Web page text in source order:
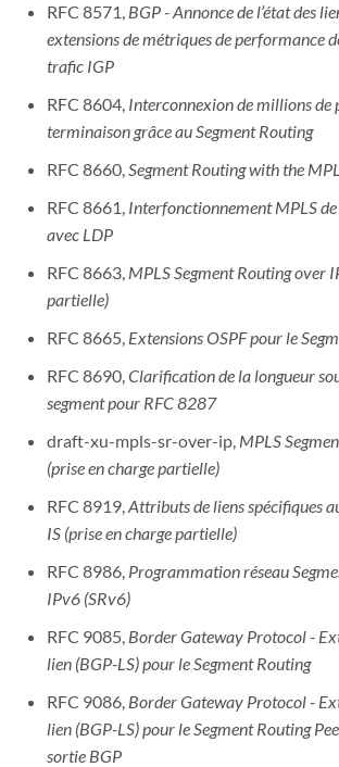
RFC 8571, BGP - Annonce de l’état des
extensions de métriques de performance
trafic IGP
RFC 8604, Interconnexion de millions de
terminaison grâce au Segment Routing
RFC 8660,Segment Routing with the
RFC 8661, Interfonctionnement MPLS
avec LDP
RFC 8663, MPLS Segment Routing over
partielle)
RFC 8665, Extensions OSPF pour le
RFC 8690,Clarification de la longueur
segment pour RFC 8287
draft-xu-mpls-sr-over-ip, MPLS
(prise en charge partielle)
RFC 8919,Attributs de liens spécifiques
IS (prise en charge partielle)
RFC 8986, Programmation réseau
IPv6 (SRv6)
RFC 9085, Border Gateway Protocol -
lien (BGP-LS) pour le Segment Routing
RFC 9086, Border Gateway Protocol -
lien (BGP-LS) pour le Segment Routing
sortie BGP